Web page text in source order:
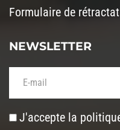
Formulaire de
NEWSLETTER
Votre adresse de
J'accepte la